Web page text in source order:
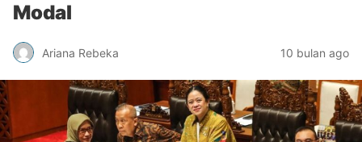
Modal
Ariana Rebeka 10 bulan ago